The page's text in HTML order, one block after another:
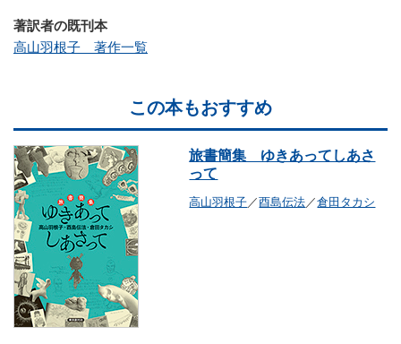
著訳者の既刊本
高山羽根子 著作一覧
この本もおすすめ
旅書簡集 ゆきあってしあさ
って
高山羽根子／酉島伝法／倉田タカシ